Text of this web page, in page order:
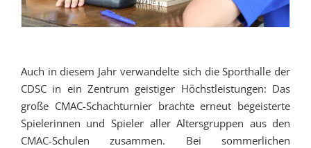
Auch in diesem Jahr verwandelte sich die Sporthalle der
CDSC in ein Zentrum geistiger Höchstleistungen: Das
große CMAC-Schachturnier brachte erneut begeisterte
Spielerinnen und Spieler aller Altersgruppen aus den
CMAC-Schulen zusammen. Bei sommerlichen